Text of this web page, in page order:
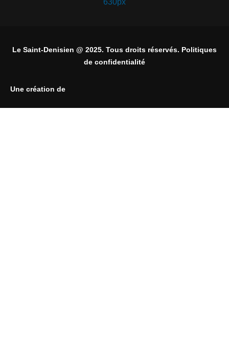
Le Saint-Denisien @ 2025. Tous droits réservés. Politiques
de confidentialité
Une création de